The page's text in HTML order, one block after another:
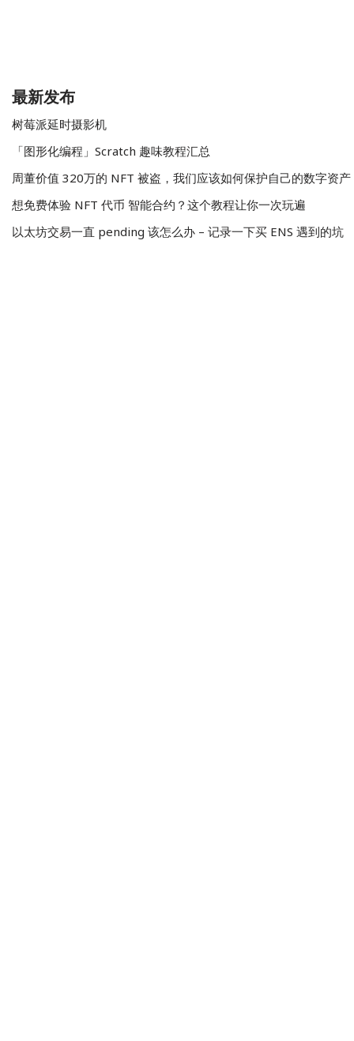
最新发布
树莓派延时摄影机
「图形化编程」Scratch 趣味教程汇总
周董价值 320万的 NFT 被盗，我们应该如何保护自己的数字资产
想免费体验 NFT 代币 智能合约？这个教程让你一次玩遍
以太坊交易一直 pending 该怎么办 – 记录一下买 ENS 遇到的坑